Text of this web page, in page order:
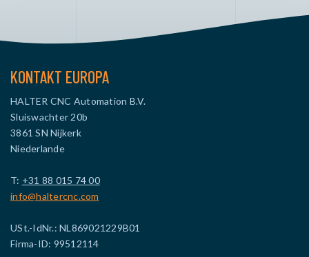
KONTAKT EUROPA
HALTER CNC Automation B.V.
Sluiswachter 20b
3861 SN Nijkerk
Niederlande
T: +31 88 015 74 00
info@haltercnc.com
USt.-IdNr.: NL869021229B01
Firma-ID: 99512114